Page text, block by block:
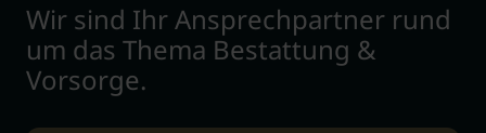
Wir sind Ihr Ansprechpartner rund
um das Thema Bestattung &
Vorsorge.